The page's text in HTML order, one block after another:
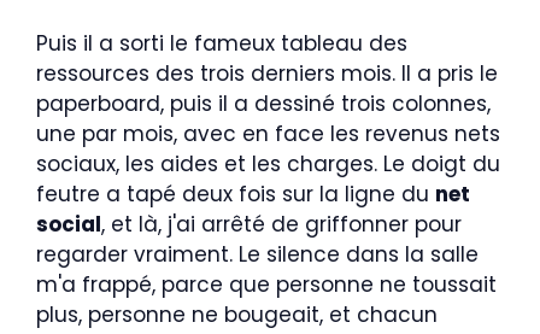
Puis il a sorti le fameux tableau des
ressources des trois derniers mois. Il a pris le
paperboard, puis il a dessiné trois colonnes,
une par mois, avec en face les revenus nets
sociaux, les aides et les charges. Le doigt du
feutre a tapé deux fois sur la ligne du net
social, et là, j'ai arrêté de griffonner pour
regarder vraiment. Le silence dans la salle
m'a frappé, parce que personne ne toussait
plus, personne ne bougeait, et chacun